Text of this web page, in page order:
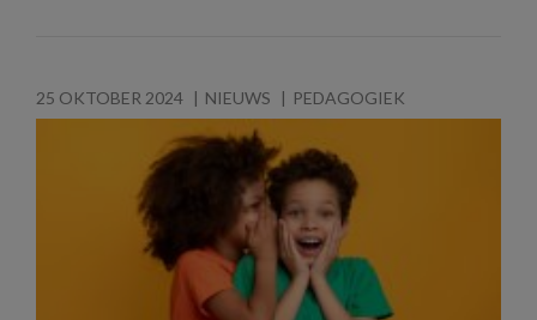
25 OKTOBER 2024 NIEUWS PEDAGOGIEK